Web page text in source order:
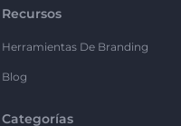
Recursos
Herramientas De Branding
Blog
Categorías